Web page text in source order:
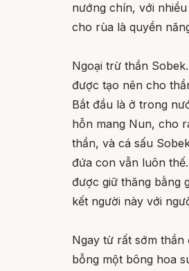
nướng chín, với
cho rùa là quyền
Ngoại trừ thần
được tạo nên cho
Bắt đầu là ở trong
hỗn mang Nun, cho
thần, và cá sấu
đứa con vẫn luôn
được giữ thăng bằng
kết người này với
Ngay từ rất sớm
bỗng một bông hoa